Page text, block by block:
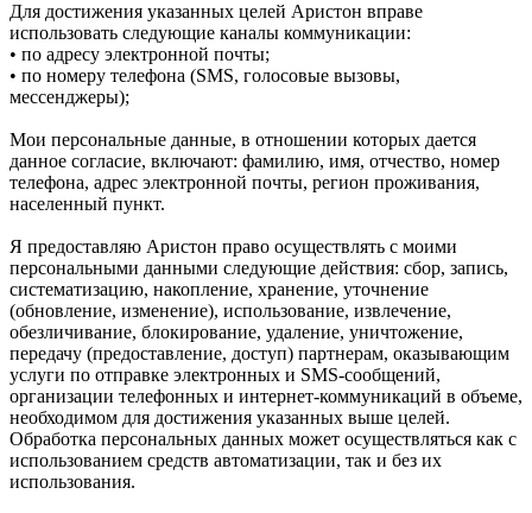
Для достижения указанных целей Аристон вправе
использовать следующие каналы коммуникации:
• по адресу электронной почты;
• по номеру телефона (SMS, голосовые вызовы,
мессенджеры);
Мои персональные данные, в отношении которых дается
данное согласие, включают: фамилию, имя, отчество, номер
телефона, адрес электронной почты, регион проживания,
населенный пункт.
Я предоставляю Аристон право осуществлять с моими
персональными данными следующие действия: сбор, запись,
систематизацию, накопление, хранение, уточнение
(обновление, изменение), использование, извлечение,
обезличивание, блокирование, удаление, уничтожение,
передачу (предоставление, доступ) партнерам, оказывающим
услуги по отправке электронных и SMS‑сообщений,
организации телефонных и интернет‑коммуникаций в объеме,
необходимом для достижения указанных выше целей.
Обработка персональных данных может осуществляться как с
использованием средств автоматизации, так и без их
использования.